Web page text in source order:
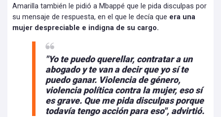
Amarilla también le pidió a Mbappé que le pida disculpas por
su mensaje de respuesta, en el que le decía que era una
mujer despreciable e indigna de su cargo.
"Yo te puedo querellar, contratar a un
abogado y te van a decir que yo sí te
puedo ganar. Violencia de género,
violencia política contra la mujer, eso sí
es grave. Que me pida disculpas porque
todavía tengo acción para eso", advirtió.